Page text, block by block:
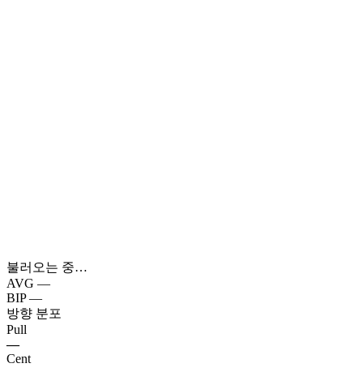
불러오는 중…
AVG —
BIP —
방향 분포
Pull
—
Cent